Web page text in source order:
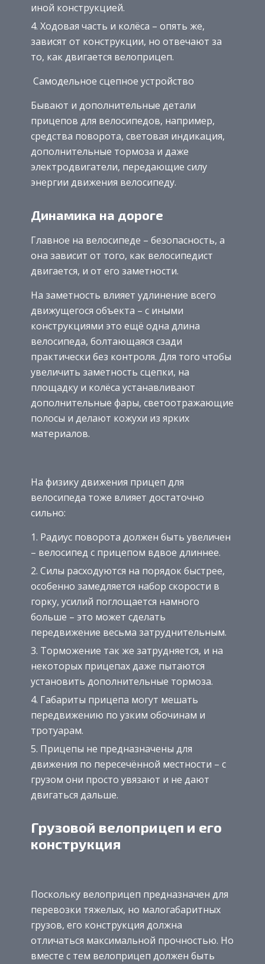
иной конструкцией.
Ходовая часть и колёса – опять же,
зависят от конструкции, но отвечают за
то, как двигается велоприцеп.
Самодельное сцепное устройство
Бывают и дополнительные детали
прицепов для велосипедов, например,
средства поворота, световая индикация,
дополнительные тормоза и даже
электродвигатели, передающие силу
энергии движения велосипеду.
Динамика на дороге
Главное на велосипеде – безопасность, а
она зависит от того, как велосипедист
двигается, и от его заметности.
На заметность влияет удлинение всего
движущегося объекта – с иными
конструкциями это ещё одна длина
велосипеда, болтающаяся сзади
практически без контроля. Для того чтобы
увеличить заметность сцепки, на
площадку и колёса устанавливают
дополнительные фары, светоотражающие
полосы и делают кожухи из ярких
материалов.
На физику движения прицеп для
велосипеда тоже влияет достаточно
сильно:
Радиус поворота должен быть увеличен
– велосипед с прицепом вдвое длиннее.
Силы расходуются на порядок быстрее,
особенно замедляется набор скорости в
горку, усилий поглощается намного
больше – это может сделать
передвижение весьма затруднительным.
Торможение так же затрудняется, и на
некоторых прицепах даже пытаются
установить дополнительные тормоза.
Габариты прицепа могут мешать
передвижению по узким обочинам и
тротуарам.
Прицепы не предназначены для
движения по пересечённой местности – с
грузом они просто увязают и не дают
двигаться дальше.
Грузовой велоприцеп и его
конструкция
Поскольку велоприцеп предназначен для
перевозки тяжелых, но малогабаритных
грузов, его конструкция должна
отличаться максимальной прочностью. Но
вместе с тем велоприцеп должен быть